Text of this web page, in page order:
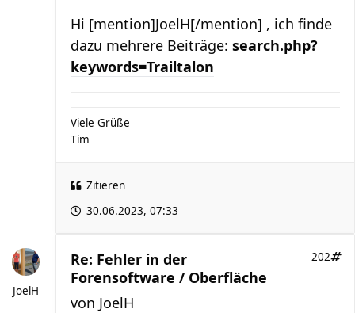
Hi [mention]JoelH[/mention] , ich finde
dazu mehrere Beiträge: search.php?
keywords=Trailtalon
Viele Grüße
Tim
Zitieren
30.06.2023, 07:33
JoelH
Re: Fehler in der
Forensoftware / Oberfläche
202
von JoelH